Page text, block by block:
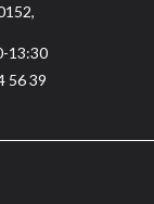
13:30
56 39